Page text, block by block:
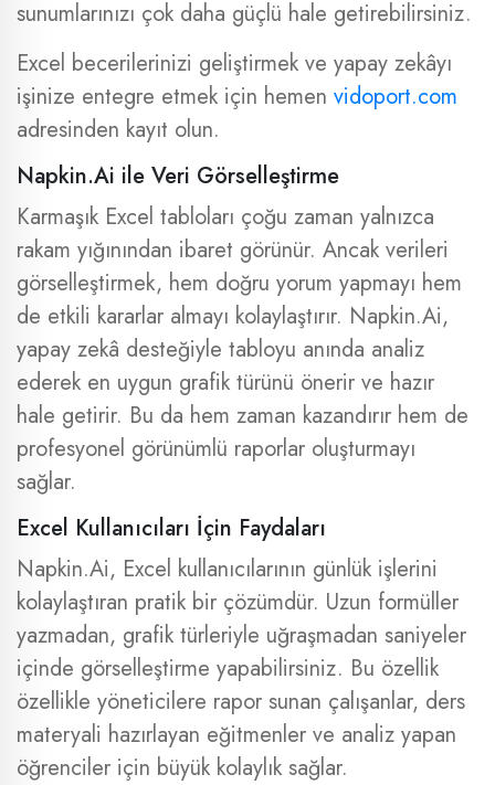
sunumlarınızı çok daha güçlü hale getirebilirsiniz.
Excel becerilerinizi geliştirmek ve yapay zekâyı
işinize entegre etmek için hemen vidoport.com
adresinden kayıt olun.
Napkin.Ai ile Veri Görselleştirme
Karmaşık Excel tabloları çoğu zaman yalnızca
rakam yığınından ibaret görünür. Ancak verileri
görselleştirmek, hem doğru yorum yapmayı hem
de etkili kararlar almayı kolaylaştırır. Napkin.Ai,
yapay zekâ desteğiyle tabloyu anında analiz
ederek en uygun grafik türünü önerir ve hazır
hale getirir. Bu da hem zaman kazandırır hem de
profesyonel görünümlü raporlar oluşturmayı
sağlar.
Excel Kullanıcıları İçin Faydaları
Napkin.Ai, Excel kullanıcılarının günlük işlerini
kolaylaştıran pratik bir çözümdür. Uzun formüller
yazmadan, grafik türleriyle uğraşmadan saniyeler
içinde görselleştirme yapabilirsiniz. Bu özellik
özellikle yöneticilere rapor sunan çalışanlar, ders
materyali hazırlayan eğitmenler ve analiz yapan
öğrenciler için büyük kolaylık sağlar.